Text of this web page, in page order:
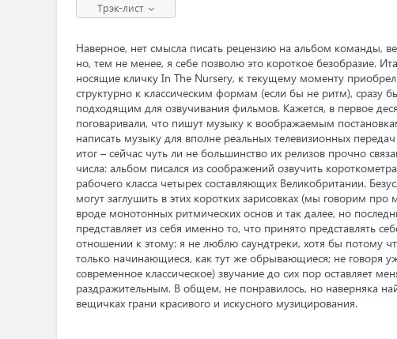
Трэк-лист
Наверное, нет смысла писать рецензию на альбом команды,
но, тем не менее, я себе позволю это короткое безобразие.
носящие кличку In The Nursery, к текущему моменту
структурно к классическим формам (если бы не ритм), сразу
подходящим для озвучивания фильмов. Кажется, в первое
поговаривали, что пишут музыку к воображаемым
написать музыку для вполне реальных телевизионных
итог – сейчас чуть ли не большинство их релизов прочно
числа: альбом писался из соображений озвучить
рабочего класса четырех составляющих Великобритании.
могут заглушить в этих коротких зарисовках (мы говорим
вроде монотонных ритмических основ и так далее, но
представляет из себя именно то, что принято представлять
отношении к этому: я не люблю саундтреки, хотя бы потому
только начинающиеся, как тут же обрывающиеся; не говоря
современное классическое) звучание до сих пор оставляет
раздражительным. В общем, не понравилось, но наверняка
вещичках грани красивого и искусного музицирования.